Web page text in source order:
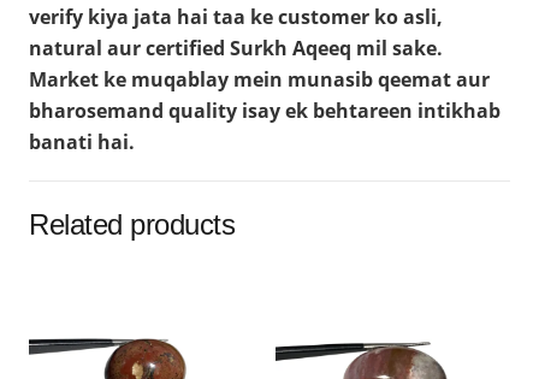
verify kiya jata hai taa ke customer ko asli,
natural aur certified Surkh Aqeeq mil sake.
Market ke muqablay mein munasib qeemat aur
bharosemand quality isay ek behtareen intikhab
banati hai.
Related products